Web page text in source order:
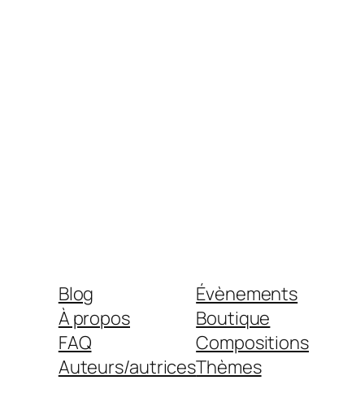
Blog
À propos
FAQ
Auteurs/autrices
Évènements
Boutique
Compositions
Thèmes